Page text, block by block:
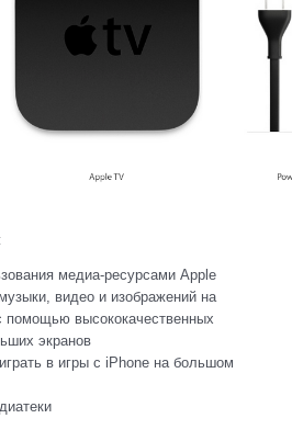
медиа-ресурсами Apple
видео и изображений на
помощью высококачественных
экранов
в игры с iPhone на большом